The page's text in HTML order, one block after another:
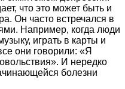
что это может быть и
Он часто встречался в
Например, когда люди
играть в карты и
они говорили: «Я
И нередко
болезни